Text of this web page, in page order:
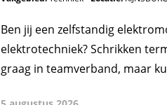
Ben jij een zelfstandig
elektrotechniek? Schrikken
graag in teamverband, maar